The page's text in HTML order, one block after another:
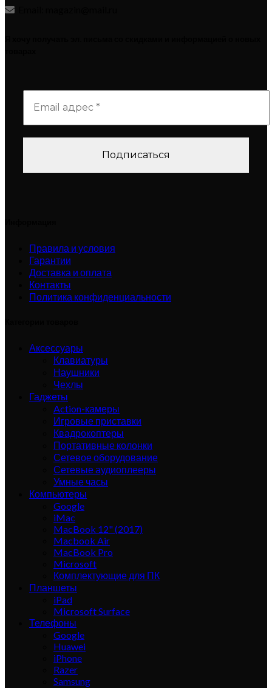
Правила и условия
Гарантии
Доставка и оплата
Контакты
Политика конфиденциальности
Аксессуары
Клавиатуры
Наушники
Чехлы
Гаджеты
Action-камеры
Игровые приставки
Квадрокоптеры
Портативные колонки
Сетевое оборудование
Сетевые аудиоплееры
Умные часы
Компьютеры
Google
iMac
MacBook 12" (2017)
Macbook Air
MacBook Pro
Microsoft
Комплектующие для ПК
Планшеты
iPad
Microsoft Surface
Телефоны
Google
Huawei
iPhone
Razer
Samsung